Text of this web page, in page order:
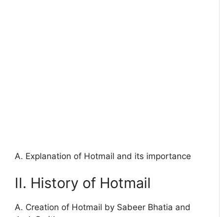
A. Explanation of Hotmail and its importance
II. History of Hotmail
A. Creation of Hotmail by Sabeer Bhatia and